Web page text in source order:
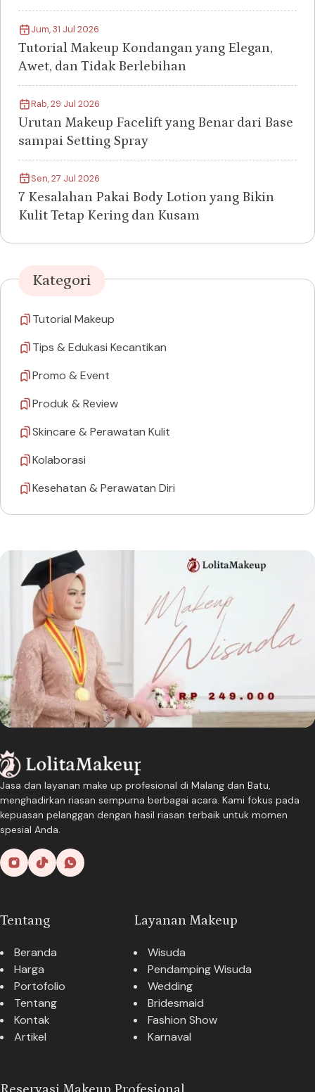
Jum, 31 Jul 2026
Tutorial Makeup Kondangan yang Elegan,
Awet, dan Tidak Berlebihan
Rab, 29 Jul 2026
Urutan Makeup Facelift yang Benar dari Base
sampai Setting Spray
Sen, 27 Jul 2026
7 Kesalahan Pakai Body Lotion yang Bikin
Kulit Tetap Kering dan Kusam
Kategori
Tutorial Makeup
Tips & Edukasi Kecantikan
Promo & Event
Produk & Review
Skincare & Perawatan Kulit
Kolaborasi
Kesehatan & Perawatan Diri
Jasa dan layanan make up profesional di Malang dan Batu,
menghadirkan riasan sempurna berbagai acara. Kami fokus pada
kepuasan pelanggan dengan hasil riasan terbaik untuk momen
spesial Anda.
Tentang
Beranda
Harga
Portofolio
Tentang
Kontak
Artikel
Layanan Makeup
Wisuda
Pendamping Wisuda
Wedding
Bridesmaid
Fashion Show
Karnaval